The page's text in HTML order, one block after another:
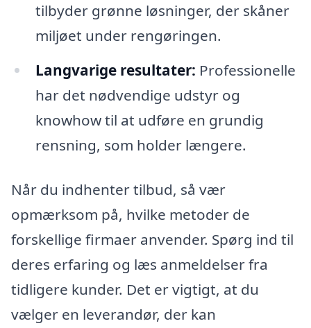
tilbyder grønne løsninger, der skåner
miljøet under rengøringen.
Langvarige resultater: Professionelle
har det nødvendige udstyr og
knowhow til at udføre en grundig
rensning, som holder længere.
Når du indhenter tilbud, så vær
opmærksom på, hvilke metoder de
forskellige firmaer anvender. Spørg ind til
deres erfaring og læs anmeldelser fra
tidligere kunder. Det er vigtigt, at du
vælger en leverandør, der kan